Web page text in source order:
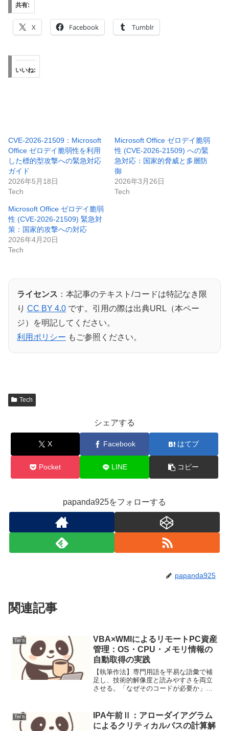
共有:
X Facebook Tumblr
いいね:
CVE-2026-21509：Microsoft
Office ゼロデイ脆弱性を利用
した標的型攻撃への緊急対応
ガイド
2026年5月18日
Tech
Microsoft Office ゼロデイ脆弱
性 (CVE-2026-21509) への緊
急対応：国家的脅威と多層防
御
2026年3月26日
Tech
Microsoft Office ゼロデイ脆弱
性 (CVE-2026-21509) 緊急対
策：国家的攻撃への対応
2026年4月20日
Tech
ライセンス ：本記事のテキスト/コードは特記なき限
り CC BY 4.0 です。引用の際は出典URL（本ペー
ジ）を明記してください。
利用ポリシー もご参照ください。
Tech
シェアする
X Facebook はてブ
Pocket LINE コピー
papanda925をフォローする
papanda925
関連記事
Tech
VBA×WMIによるリモートPC資産
管理：OS・CPU・メモリ情報の
自動取得の実践
【執筆作法】専門用語を平易な語彙で補
足し、技術的解像度と読みやすさを両立
させる。「なぜそのコードが必要か」と
ベルで提案する。本記事はGeminiの出力
をプ...
Tech
IPA午前Ⅱ：アローダイアグラム
によるクリティカルパスの計算解